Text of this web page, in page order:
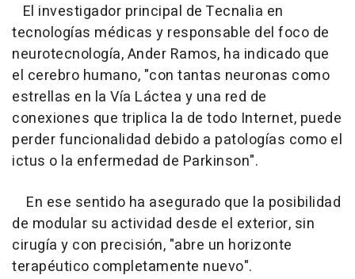
El investigador principal de Tecnalia en
tecnologías médicas y responsable del foco de
neurotecnología, Ander Ramos, ha indicado que
el cerebro humano, "con tantas neuronas como
estrellas en la Vía Láctea y una red de
conexiones que triplica la de todo Internet, puede
perder funcionalidad debido a patologías como el
ictus o la enfermedad de Parkinson".
En ese sentido ha asegurado que la posibilidad
de modular su actividad desde el exterior, sin
cirugía y con precisión, "abre un horizonte
terapéutico completamente nuevo".